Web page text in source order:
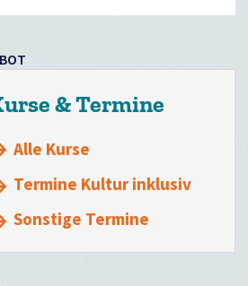
& Termine
Alle Kurse
Termine Kultur inklusiv
Sonstige Termine